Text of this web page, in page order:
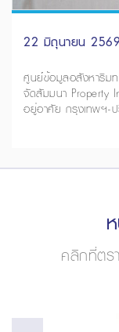
22 มิถุนายน 2569
ศูนย์ข้อมูลอสังหาริมท
จัดสัมมนา Property
อยู่อาศัย กรุงเทพฯ
คลิกที่ตร